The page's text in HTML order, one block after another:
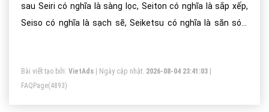
sau Seiri có nghĩa là sàng lọc, Seiton có nghĩa là sắp xếp,
Seiso có nghĩa là sạch sẽ, Seiketsu có nghĩa là săn sóc,
áp dụng ngay vào trong công việc hàng ngày tại nơi làm
việc.
Bài viết tạo bởi: VietAds | Ngày cập nhật: 2026-08-04 23:41:03
FAQPage(4893)